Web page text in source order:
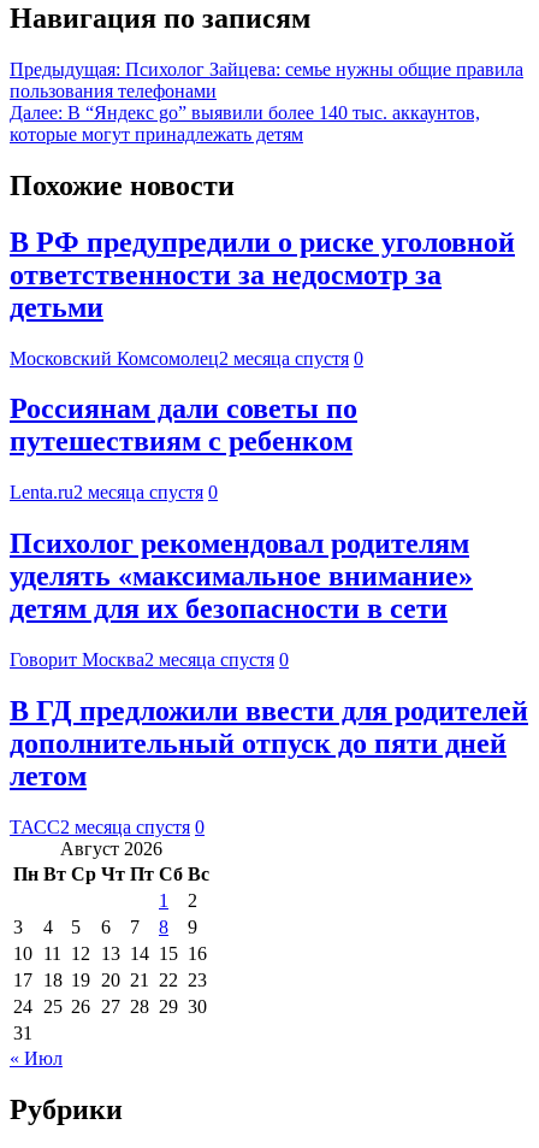
Навигация по записям
Предыдущая: Психолог Зайцева: семье нужны общие правила
пользования телефонами
Далее: В “Яндекс go” выявили более 140 тыс. аккаунтов,
которые могут принадлежать детям
Похожие новости
В РФ предупредили о риске уголовной
ответственности за недосмотр за
детьми
Московский Комсомолец2 месяца спустя 0
Россиянам дали советы по
путешествиям с ребенком
Lenta.ru2 месяца спустя 0
Психолог рекомендовал родителям
уделять «максимальное внимание»
детям для их безопасности в сети
Говорит Москва2 месяца спустя 0
В ГД предложили ввести для родителей
дополнительный отпуск до пяти дней
летом
ТАСС2 месяца спустя 0
Август 2026
Пн Вт Ср Чт Пт Сб Вс
1
2
3
4 5 6 7 8
9
10 11 12 13 14 15 16
17 18 19 20 21 22 23
24 25 26 27 28 29 30
31
« Июл
Рубрики